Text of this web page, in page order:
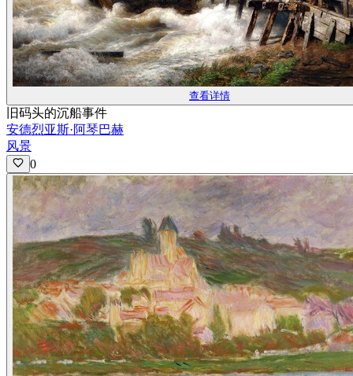
查看详情
旧码头的沉船事件
安德烈亚斯·阿琴巴赫
风景
0